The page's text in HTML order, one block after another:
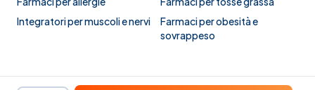
Integratori per muscoli e nervi
Farmaci per obesità e
sovrappeso